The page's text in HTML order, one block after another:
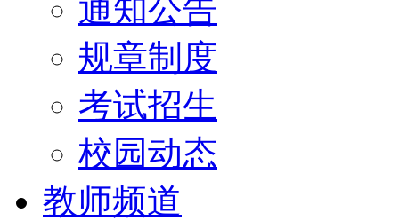
通知公告
规章制度
考试招生
校园动态
教师频道